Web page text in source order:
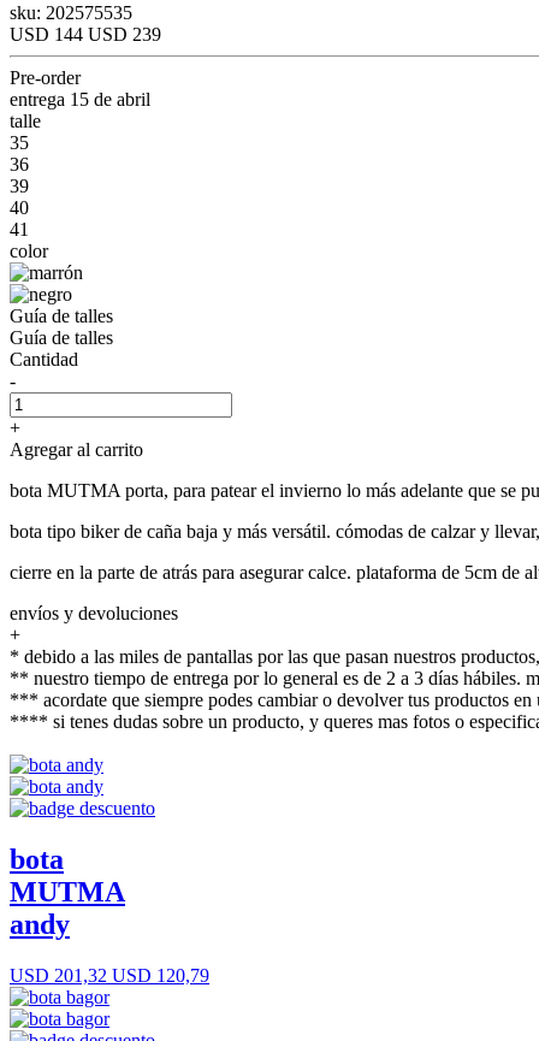
sku: 202575535
USD 144 USD 239
Pre-order
entrega 15 de abril
talle
35
36
39
40
41
color
Guía de talles
Guía de talles
Cantidad
-
+
Agregar al carrito
bota MUTMA porta, para patear el invierno lo más adelante que se
bota tipo biker de caña baja y más versátil. cómodas de calzar y
cierre en la parte de atrás para asegurar calce. plataforma de 5cm de
envíos y devoluciones
+
* debido a las miles de pantallas por las que pasan nuestros
** nuestro tiempo de entrega por lo general es de 2 a 3 días hábiles.
*** acordate que siempre podes cambiar o devolver tus productos
**** si tenes dudas sobre un producto, y queres mas fotos o
bota
MUTMA
andy
USD 201,32 USD 120,79